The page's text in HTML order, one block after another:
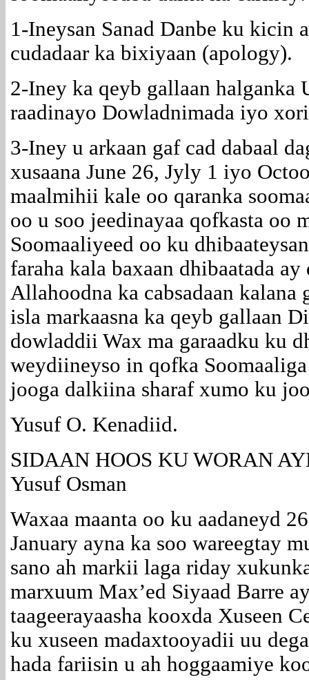
1-Ineysan Sanad Danbe ku kicin
cudadaar ka bixiyaan (apology).
2-Iney ka qeyb gallaan halganka
raadinayo Dowladnimada iyo
3-Iney u arkaan gaf cad dabaal
xusaana June 26, Jyly 1 iyo
maalmihii kale oo qaranka
oo u soo jeedinayaa qofkasta oo
Soomaaliyeed oo ku
faraha kala baxaan dhibaatada
Allahoodna ka cabsadaan kalana
isla markaasna ka qeyb gallaan
dowladdii Wax ma garaadku ku
weydiineyso in qofka
jooga dalkiina sharaf xumo ku
Yusuf O. Kenadiid.
SIDAAN HOOS KU WORAN
Yusuf Osman
Waxaa maanta oo ku aadaneyd
January ayna ka soo wareegtay
sano ah markii laga riday
marxuum Max’ed Siyaad Barre
taageerayaasha kooxda Xuseen
ku xuseen madaxtooyadii uu
hada fariisin u ah hoggaamiye